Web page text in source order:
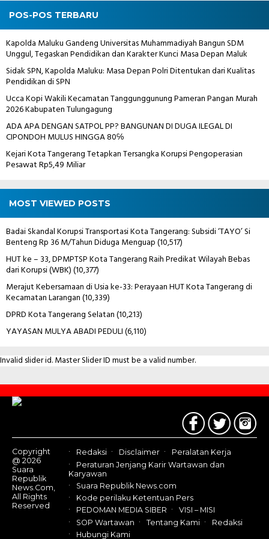
POS-POS TERBARU
Kapolda Maluku Gandeng Universitas Muhammadiyah Bangun SDM
Unggul, Tegaskan Pendidikan dan Karakter Kunci Masa Depan Maluk
Sidak SPN, Kapolda Maluku: Masa Depan Polri Ditentukan dari Kualitas
Pendidikan di SPN
Ucca Kopi Wakili Kecamatan Tanggunggunung Pameran Pangan Murah
2026 Kabupaten Tulungagung
ADA APA DENGAN SATPOL PP? BANGUNAN DI DUGA ILEGAL DI
CIPONDOH MULUS HINGGA 80℅
Kejari Kota Tangerang Tetapkan Tersangka Korupsi Pengoperasian
Pesawat Rp5,49 Miliar
MOST VIEWED POSTS
Badai Skandal Korupsi Transportasi Kota Tangerang: Subsidi ‘TAYO’ Si
Benteng Rp 36 M/Tahun Diduga Menguap(10,517)
HUT ke – 33, DPMPTSP Kota Tangerang Raih Predikat Wilayah Bebas
dari Korupsi (WBK)(10,377)
Merajut Kebersamaan di Usia ke-33: Perayaan HUT Kota Tangerang di
Kecamatan Larangan(10,339)
DPRD Kota Tangerang Selatan(10,213)
YAYASAN MULYA ABADI PEDULI(6,110)
Invalid slider id. Master Slider ID must be a valid number.
Contact
Us
Copyright
@ 2026
Suara
Republik
News.Com,
All Rights
Reserved
Redaksi Disclaimer
Peralatan Kerja
Peraturan Jenjang Karir Wartawan dan
Karyawan
Suara Republik News.com
Kode perilaku Ketentuan Pers
PEDOMAN MEDIA SIBER
VISI – MISI
SOP Wartawan
Tentang Kami
Redaksi
Hubungi Kami